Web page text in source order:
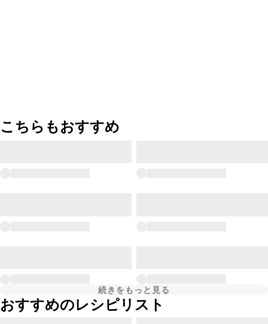
こちらもおすすめ
続きをもっと見る
おすすめのレシピリスト